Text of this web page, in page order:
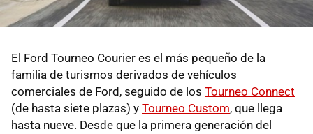
El Ford Tourneo Courier es el más pequeño de la
familia de turismos derivados de vehículos
comerciales de Ford, seguido de los Tourneo Connect
(de hasta siete plazas) y Tourneo Custom, que llega
hasta nueve. Desde que la primera generación del